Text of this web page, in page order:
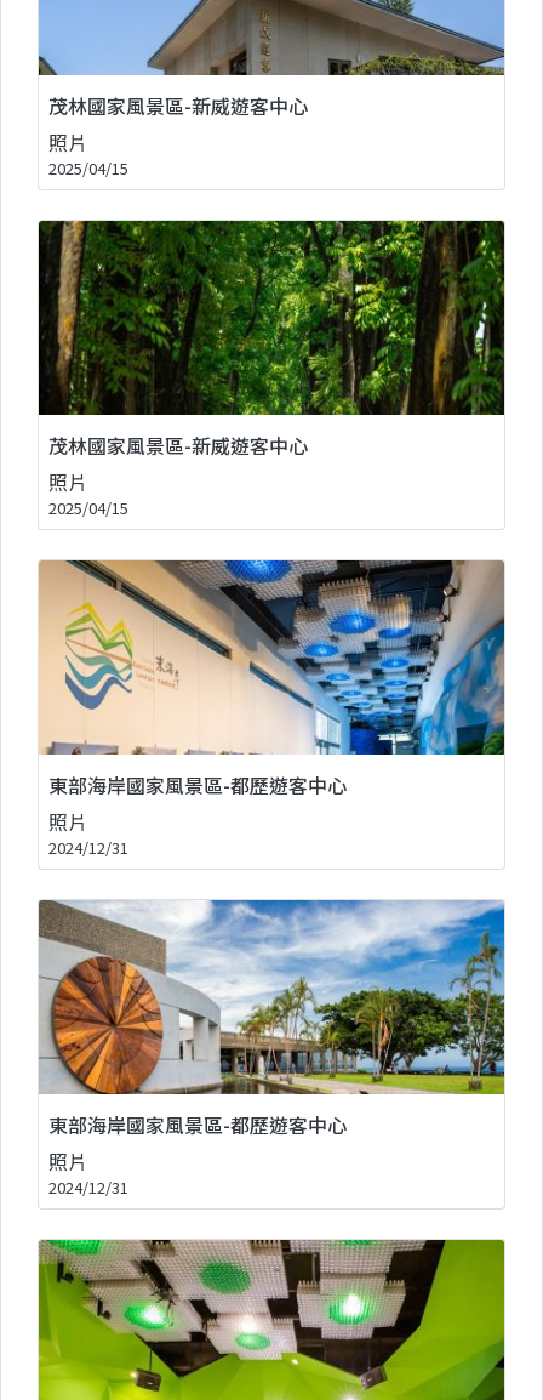
茂林國家風景區-新威遊客中心
照片
2025/04/15
茂林國家風景區-新威遊客中心
照片
2025/04/15
東部海岸國家風景區-都歷遊客中心
照片
2024/12/31
東部海岸國家風景區-都歷遊客中心
照片
2024/12/31